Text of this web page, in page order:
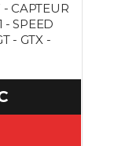
- CAPTEUR
- SPEED
- GTX -